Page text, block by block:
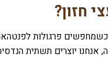
חזון?
אנחנו יוצרים תשתית